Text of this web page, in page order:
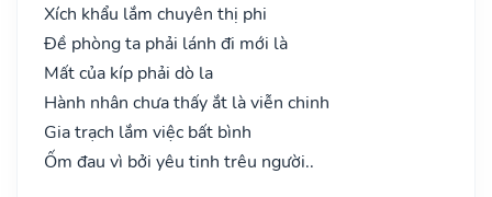
Xích khẩu lắm chuyên thị phi
Đề phòng ta phải lánh đi mới là
Mất của kíp phải dò la
Hành nhân chưa thấy ắt là viễn chinh
Gia trạch lắm việc bất bình
Ốm đau vì bởi yêu tinh trêu người..